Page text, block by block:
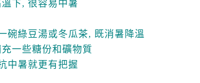
下, 很容易中暑
碗綠豆湯或冬瓜茶, 既消暑降溫
充一些糖份和礦物質
中暑就更有把握